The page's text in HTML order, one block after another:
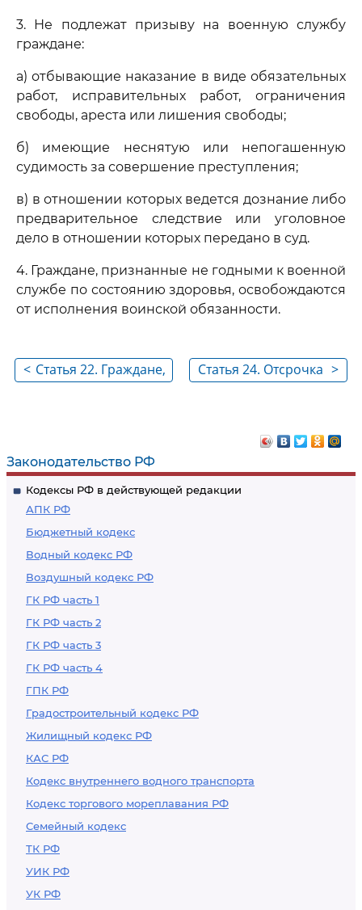
Законодательство РФ
Кодексы РФ в действующей редакции
АПК РФ
Бюджетный кодекс
Водный кодекс РФ
Воздушный кодекс РФ
ГК РФ часть 1
ГК РФ часть 2
ГК РФ часть 3
ГК РФ часть 4
ГПК РФ
Градостроительный кодекс РФ
Жилищный кодекс РФ
КАС РФ
Кодекс внутреннего водного транспорта
Кодекс торгового мореплавания РФ
Семейный кодекс
ТК РФ
УИК РФ
УК РФ
3. Не подлежат призыву на военную службу
граждане:
а) отбывающие наказание в виде обязательных
работ, исправительных работ, ограничения
свободы, ареста или лишения свободы;
б) имеющие неснятую или непогашенную
судимость за совершение преступления;
в) в отношении которых ведется дознание либо
предварительное следствие или уголовное
дело в отношении которых передано в суд.
4. Граждане, признанные не годными к военной
службе по состоянию здоровья, освобождаются
от исполнения воинской обязанности.
< Статья 22. Граждане,
>
Статья 24. Отсрочка